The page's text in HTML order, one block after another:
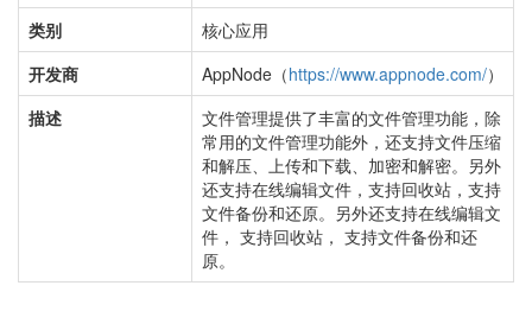
类别
核心应用
开发商
AppNode（https://www.appnode.com/）
描述
文件管理提供了丰富的文件管理功能，除
常用的文件管理功能外，还支持文件压缩
和解压、上传和下载、加密和解密。另外
还支持在线编辑文件，支持回收站，支持
文件备份和还原。另外还支持在线编辑文
件， 支持回收站， 支持文件备份和还
原。